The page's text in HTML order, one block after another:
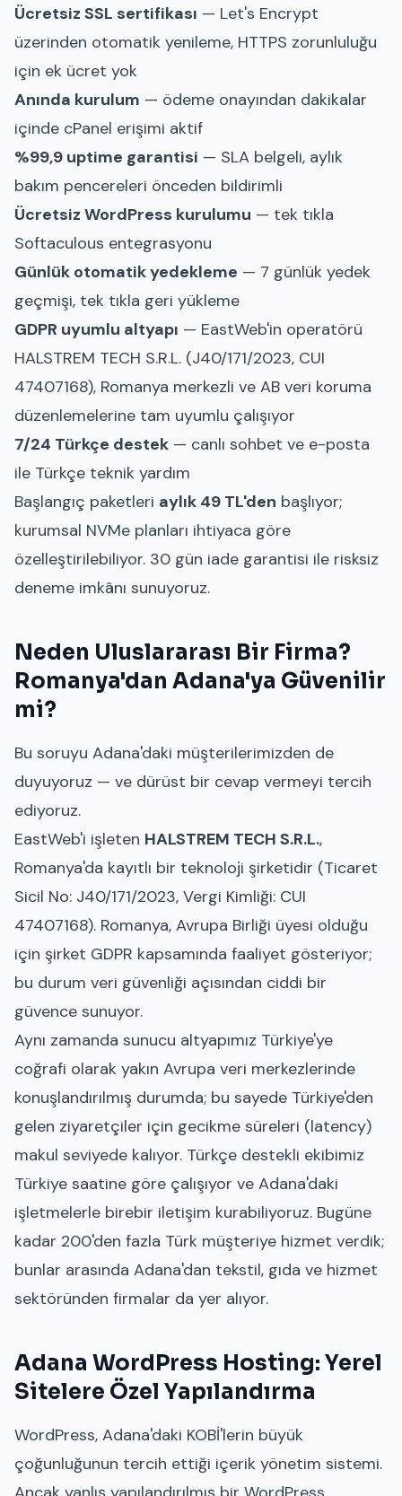
Ücretsiz SSL sertifikası — Let's Encrypt
üzerinden otomatik yenileme, HTTPS zorunluluğu
için ek ücret yok
Anında kurulum — ödeme onayından dakikalar
içinde cPanel erişimi aktif
%99,9 uptime garantisi — SLA belgeli, aylık
bakım pencereleri önceden bildirimli
Ücretsiz WordPress kurulumu — tek tıkla
Softaculous entegrasyonu
Günlük otomatik yedekleme — 7 günlük yedek
geçmişi, tek tıkla geri yükleme
GDPR uyumlu altyapı — EastWeb'in operatörü
HALSTREM TECH S.R.L. (J40/171/2023, CUI
47407168), Romanya merkezli ve AB veri koruma
düzenlemelerine tam uyumlu çalışıyor
7/24 Türkçe destek — canlı sohbet ve e-posta
ile Türkçe teknik yardım
Başlangıç paketleri aylık 49 TL'den başlıyor;
kurumsal NVMe planları ihtiyaca göre
özelleştirilebiliyor. 30 gün iade garantisi ile risksiz
deneme imkânı sunuyoruz.
Neden Uluslararası Bir Firma?
Romanya'dan Adana'ya Güvenilir
mi?
Bu soruyu Adana'daki müşterilerimizden de
duyuyoruz — ve dürüst bir cevap vermeyi tercih
ediyoruz.
EastWeb'i işleten HALSTREM TECH S.R.L.,
Romanya'da kayıtlı bir teknoloji şirketidir (Ticaret
Sicil No: J40/171/2023, Vergi Kimliği: CUI
47407168). Romanya, Avrupa Birliği üyesi olduğu
için şirket GDPR kapsamında faaliyet gösteriyor;
bu durum veri güvenliği açısından ciddi bir
güvence sunuyor.
Aynı zamanda sunucu altyapımız Türkiye'ye
coğrafi olarak yakın Avrupa veri merkezlerinde
konuşlandırılmış durumda; bu sayede Türkiye'den
gelen ziyaretçiler için gecikme süreleri (latency)
makul seviyede kalıyor. Türkçe destekli ekibimiz
Türkiye saatine göre çalışıyor ve Adana'daki
işletmelerle birebir iletişim kurabiliyoruz. Bugüne
kadar 200'den fazla Türk müşteriye hizmet verdik;
bunlar arasında Adana'dan tekstil, gıda ve hizmet
sektöründen firmalar da yer alıyor.
Adana WordPress Hosting: Yerel
Sitelere Özel Yapılandırma
WordPress, Adana'daki KOBİ'lerin büyük
çoğunluğunun tercih ettiği içerik yönetim sistemi.